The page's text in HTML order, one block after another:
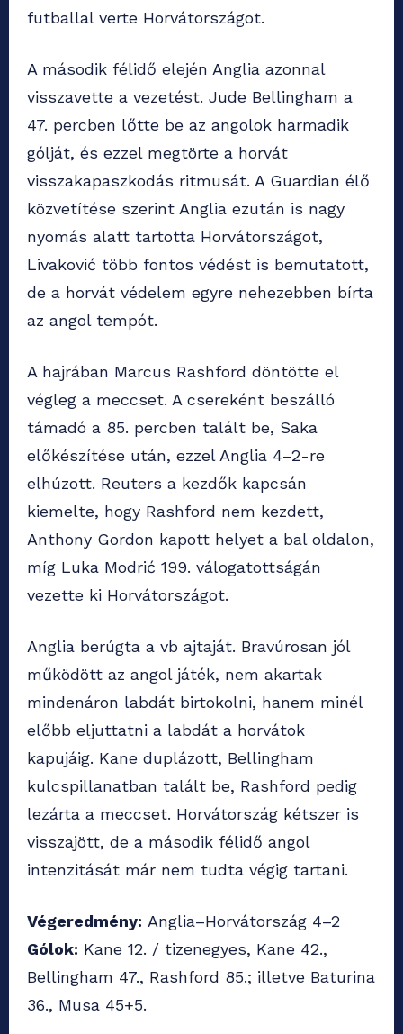
futballal verte Horvátországot.
A második félidő elején Anglia azonnal
visszavette a vezetést. Jude Bellingham a
47. percben lőtte be az angolok harmadik
gólját, és ezzel megtörte a horvát
visszakapaszkodás ritmusát. A Guardian élő
közvetítése szerint Anglia ezután is nagy
nyomás alatt tartotta Horvátországot,
Livaković több fontos védést is bemutatott,
de a horvát védelem egyre nehezebben bírta
az angol tempót.
A hajrában Marcus Rashford döntötte el
végleg a meccset. A csereként beszálló
támadó a 85. percben talált be, Saka
előkészítése után, ezzel Anglia 4–2-re
elhúzott. Reuters a kezdők kapcsán
kiemelte, hogy Rashford nem kezdett,
Anthony Gordon kapott helyet a bal oldalon,
míg Luka Modrić 199. válogatottságán
vezette ki Horvátországot.
Anglia berúgta a vb ajtaját. Bravúrosan jól
működött az angol játék, nem akartak
mindenáron labdát birtokolni, hanem minél
előbb eljuttatni a labdát a horvátok
kapujáig. Kane duplázott, Bellingham
kulcspillanatban talált be, Rashford pedig
lezárta a meccset. Horvátország kétszer is
visszajött, de a második félidő angol
intenzitását már nem tudta végig tartani.
Végeredmény: Anglia–Horvátország 4–2
Gólok: Kane 12. / tizenegyes, Kane 42.,
Bellingham 47., Rashford 85.; illetve Baturina
36., Musa 45+5.